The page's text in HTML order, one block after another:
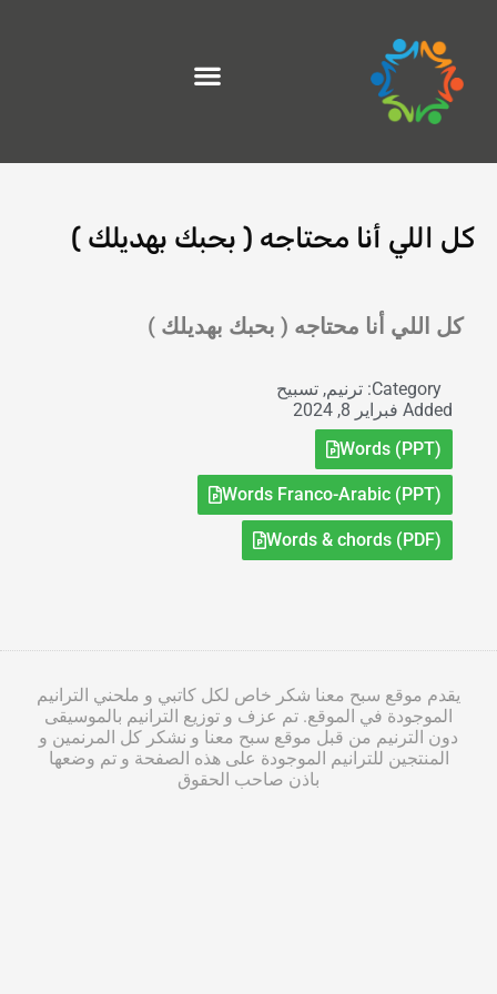
المحتوى
كل اللي أنا محتاجه ( بحبك بهديلك )
كل اللي أنا محتاجه ( بحبك بهديلك )
Category: ترنيم, تسبيح
Added فبراير 8, 2024
Words (PPT)
Words Franco-Arabic (PPT)
Words & chords (PDF)
يقدم موقع سبح معنا شكر خاص لكل كاتبي و ملحني الترانيم
الموجودة في الموقع. تم عزف و توزيع الترانيم بالموسيقى
دون الترنيم من قبل موقع سبح معنا و نشكر كل المرنمين و
المنتجين للترانيم الموجودة على هذه الصفحة و تم وضعها
باذن صاحب الحقوق